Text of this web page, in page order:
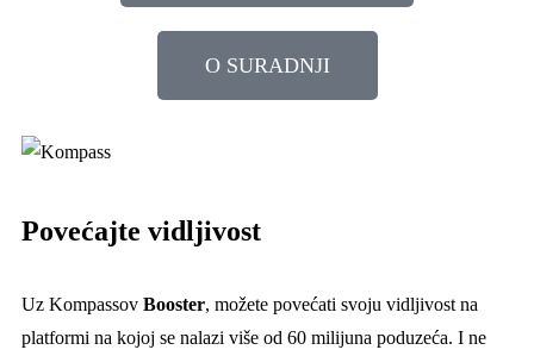
O SURADNJI
Povećajte vidljivost
Uz Kompassov Booster, možete povećati svoju vidljivost na
platformi na kojoj se nalazi više od 60 milijuna poduzeća. I ne